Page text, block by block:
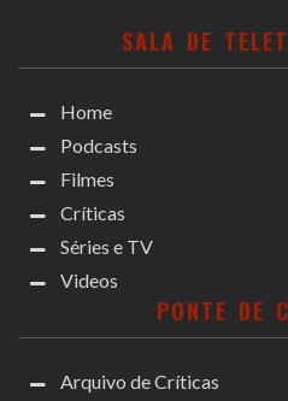
SALA DE
Home
Podcasts
Filmes
Críticas
Séries e TV
Videos
PONTE DE
Arquivo de Críticas